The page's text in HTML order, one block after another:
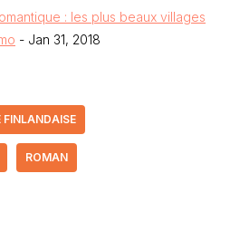
: les plus beaux villages
- Jan 31, 2018
FINLANDAISE
ROMAN